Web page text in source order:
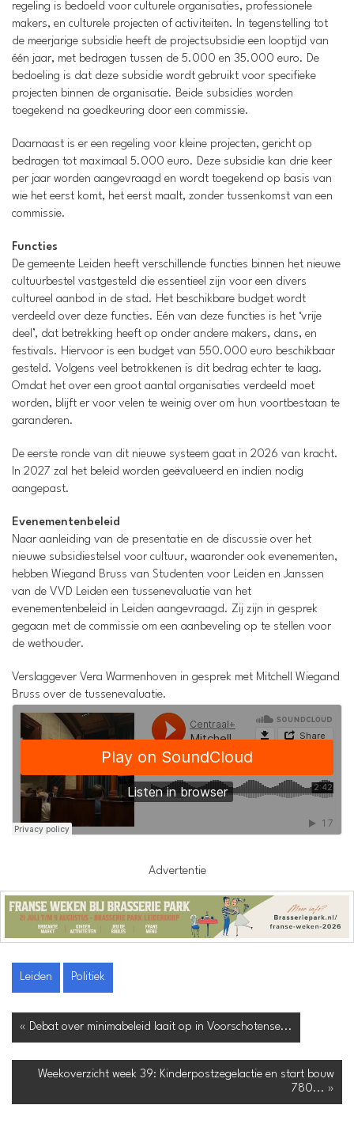
regeling is bedoeld voor culturele organisaties, professionele
makers, en culturele projecten of activiteiten. In tegenstelling tot
de meerjarige subsidie heeft de projectsubsidie een looptijd van
één jaar, met bedragen tussen de 5.000 en 35.000 euro. De
bedoeling is dat deze subsidie wordt gebruikt voor specifieke
projecten binnen de organisatie. Beide subsidies worden
toegekend na goedkeuring door een commissie.
Daarnaast is er een regeling voor kleine projecten, gericht op
bedragen tot maximaal 5.000 euro. Deze subsidie kan drie keer
per jaar worden aangevraagd en wordt toegekend op basis van
wie het eerst komt, het eerst maalt, zonder tussenkomst van een
commissie.
Functies
De gemeente Leiden heeft verschillende functies binnen het nieuwe
cultuurbestel vastgesteld die essentieel zijn voor een divers
cultureel aanbod in de stad. Het beschikbare budget wordt
verdeeld over deze functies. Eén van deze functies is het ‘vrije
deel’, dat betrekking heeft op onder andere makers, dans, en
festivals. Hiervoor is een budget van 550.000 euro beschikbaar
gesteld. Volgens veel betrokkenen is dit bedrag echter te laag.
Omdat het over een groot aantal organisaties verdeeld moet
worden, blijft er voor velen te weinig over om hun voortbestaan te
garanderen.
De eerste ronde van dit nieuwe systeem gaat in 2026 van kracht.
In 2027 zal het beleid worden geëvalueerd en indien nodig
aangepast.
Evenementenbeleid
Naar aanleiding van de presentatie en de discussie over het
nieuwe subsidiestelsel voor cultuur, waaronder ook evenementen,
hebben Wiegand Bruss van Studenten voor Leiden en Janssen
van de VVD Leiden een tussenevaluatie van het
evenementenbeleid in Leiden aangevraagd. Zij zijn in gesprek
gegaan met de commissie om een aanbeveling op te stellen voor
de wethouder.
Verslaggever Vera Warmenhoven in gesprek met Mitchell Wiegand
Bruss over de tussenevaluatie.
Advertentie
Leiden Politiek
« Debat over minimabeleid laait op in Voorschotense...
Weekoverzicht week 39: Kinderpostzegelactie en start bouw
780... »